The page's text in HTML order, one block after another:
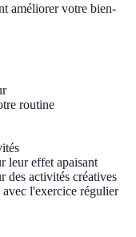
améliorer votre bien-
routine
leur effet apaisant
des activités créatives
avec l'exercice régulier